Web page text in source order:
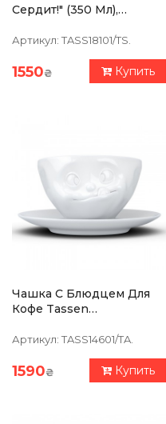
Сердит!" (350 Мл),
Артикул: TASS18101/TS.
1550₴ Купить
Чашка С Блюдцем Для
Кофе Tassen
Фарфор
Артикул: TASS14601/TA.
1590₴ Купить